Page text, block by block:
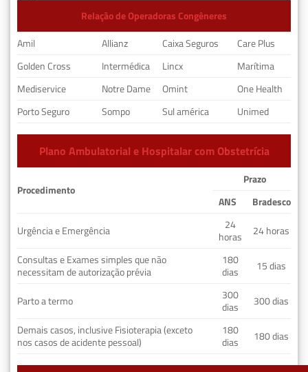
Relação de Operadoras Congêneres
Amil
Allianz Caixa Seguros
Care Plus
Golden Cross
Intermédica Lincx
Marítima
Mediservice
Notre Dame Omint
One Health
Porto Seguro
Sompo Sul américa Unimed
Plano Ambulatorial e Hospitalar com Obstetrícia
Procedimento
Prazo
ANS
Bradesco
Urgência e Emergência
24
horas
24 horas
Consultas e Exames simples que não
necessitam de autorização prévia
180
dias
15 dias
Parto a termo
300
dias
300 dias
Demais casos, inclusive Fisioterapia (exceto
nos casos de acidente pessoal)
180
dias
180 dias